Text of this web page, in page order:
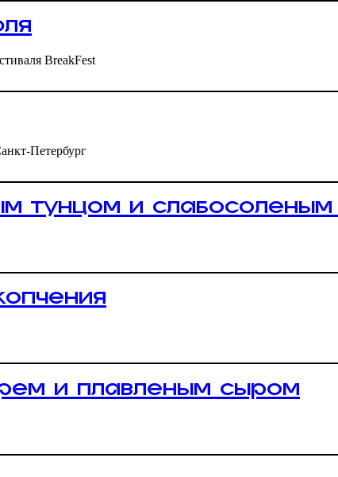
BreakFest
Петербург
тунцом и
и плавленым сыром